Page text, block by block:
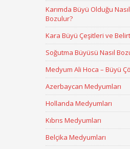
Karımda Büyü Olduğu Nasıl
Bozulur?
Kara Büyü Çeşitleri ve
Soğutma Büyüsü Nasıl
Medyum Ali Hoca – Büyü
Azerbaycan Medyumları
Hollanda Medyumları
Kıbrıs Medyumları
Belçika Medyumları